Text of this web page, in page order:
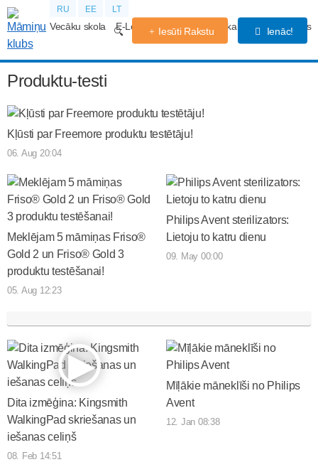
RU EE LT
Vecāku skola E-Lekcijas Grūtniecības kalendārs Forums
Iesūti Rakstu Ienāc!
Produktu-testi
Kļūsti par Freemore produktu testētāju!
06. Aug 20:04
Meklējam 5 māmiņas Friso®
Gold 2 un Friso® Gold 3
produktu testēšanai!
05. Aug 12:23
Philips Avent sterilizators:
Lietoju to katru dienu
09. May 00:00
Dita izmēģina: Kingsmith
WalkingPad skriešanas un
iešanas celiņš
08. Feb 14:51
Mīļākie māneklīši no Philips
Avent
12. Jan 08:38